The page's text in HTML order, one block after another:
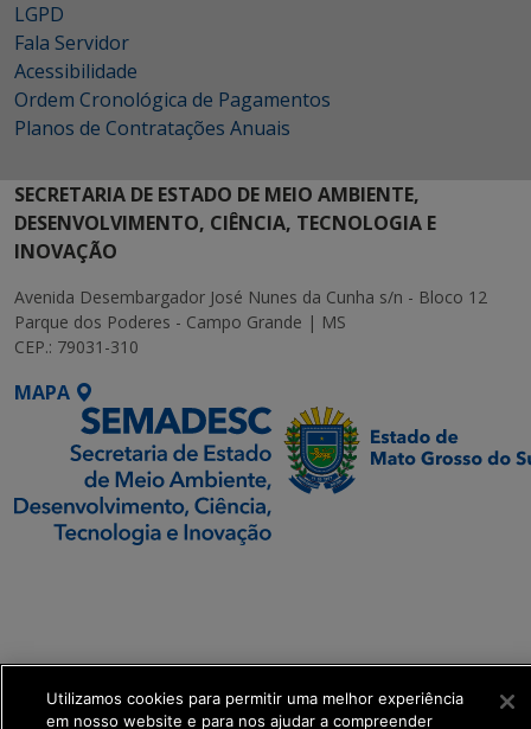
LGPD
Fala Servidor
Acessibilidade
Ordem Cronológica de Pagamentos
Planos de Contratações Anuais
SECRETARIA DE ESTADO DE MEIO AMBIENTE,
DESENVOLVIMENTO, CIÊNCIA, TECNOLOGIA E
INOVAÇÃO
Avenida Desembargador José Nunes da Cunha s/n - Bloco 12
Parque dos Poderes - Campo Grande | MS
CEP.: 79031-310
MAPA
get_footer();
Utilizamos cookies para permitir uma melhor experiência
em nosso website e para nos ajudar a compreender